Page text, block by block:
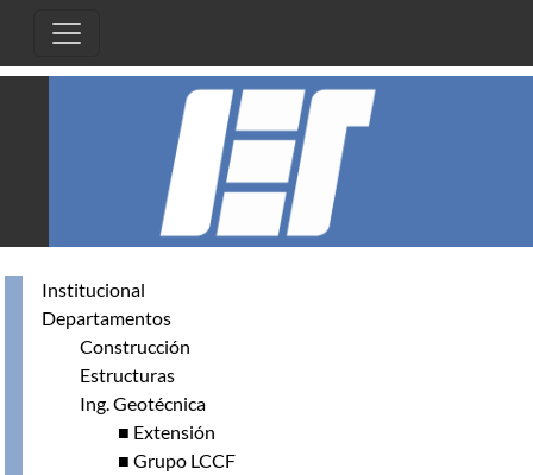
Institucional
Departamentos
Construcción
Estructuras
Ing. Geotécnica
■ Extensión
■ Grupo LCCF